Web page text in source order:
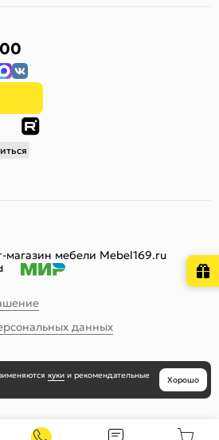
мебели Mebel169.ru
данных
куки и рекомендательные
Хорошо